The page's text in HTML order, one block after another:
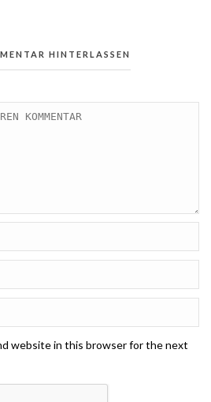
HINTERLASSEN
website in this browser for the next